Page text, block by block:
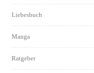
Liebesbuch
Manga
Ratgeber